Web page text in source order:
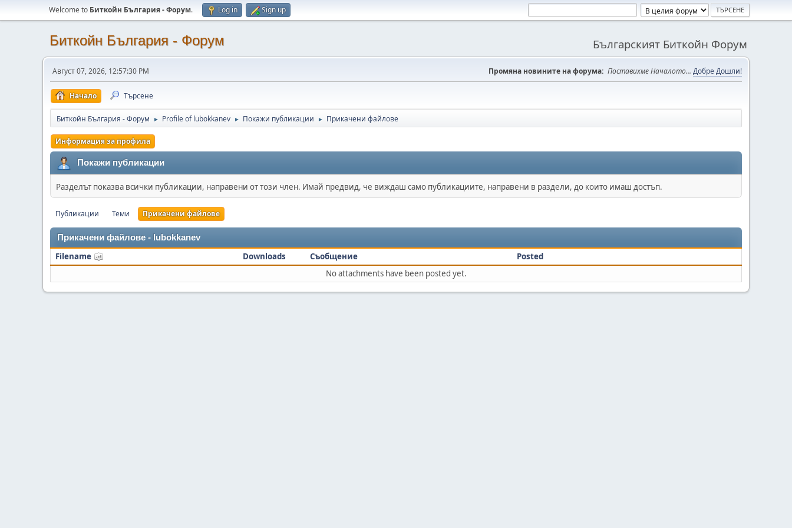
Welcome to Биткойн България - Форум. Log in Sign up
Биткойн България - Форум Българският Биткойн Форум
Август 07, 2026, 12:57:30 PM Промяна новините на форума: Поставихме Началото... Добре Дошли!
Начало Търсене
Биткойн България - Форум ► Profile of lubokkanev ► Покажи публикации ► Прикачени файлове
Информация за профила
Покажи публикации
Разделът показва всички публикации, направени от този член. Имай предвид, че виждаш само публикациите, направени в раздели, до които имаш достъп.
Публикации Теми Прикачени файлове
Прикачени файлове - lubokkanev
Filename Downloads Съобщение
Posted
No attachments have been posted yet.